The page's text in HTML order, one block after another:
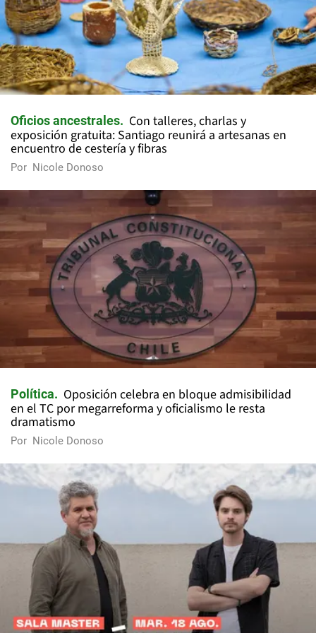
Oficios ancestrales
Con talleres, charlas y
exposición gratuita: Santiago reunirá a artesanas en
encuentro de cestería y fibras
Por Nicole Donoso
Política
Oposición celebra en bloque admisibilidad
en el TC por megarreforma y oficialismo le resta
dramatismo
Por Nicole Donoso